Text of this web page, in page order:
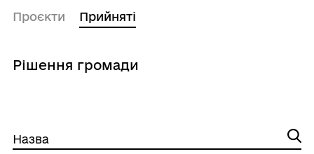
Проєкти Прийняті
Рішення громади
Назва